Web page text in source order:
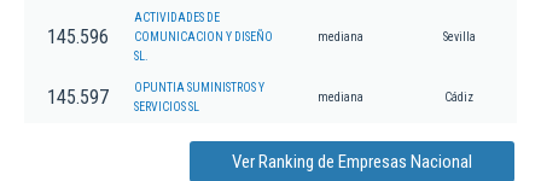
145.596
ACTIVIDADES DE
COMUNICACION Y DISEÑO
SL.
mediana Sevilla
145.597
OPUNTIA SUMINISTROS Y
SERVICIOS SL
mediana Cádiz
Ver Ranking de Empresas Nacional